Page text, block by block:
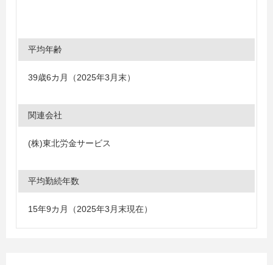
平均年齢
39歳6カ月（2025年3月末）
関連会社
(株)東北労金サービス
平均勤続年数
15年9カ月（2025年3月末現在）